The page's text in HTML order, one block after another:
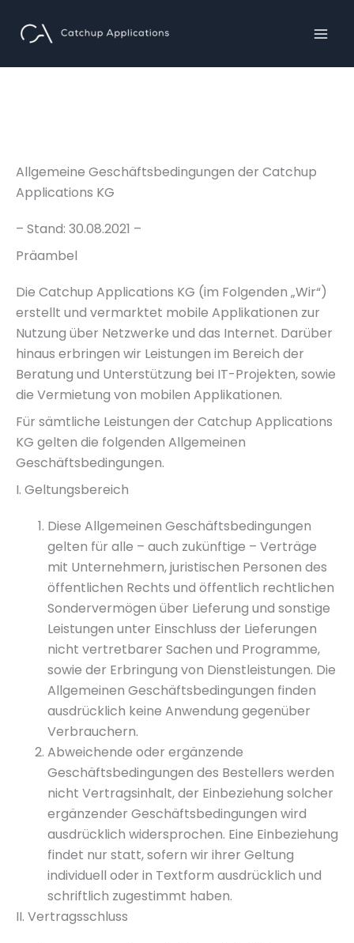
Inhalt
Allgemeine Geschäftsbedingungen der Catchup
Applications KG
– Stand: 30.08.2021 –
Präambel
Die Catchup Applications KG (im Folgenden „Wir“)
erstellt und vermarktet mobile Applikationen zur
Nutzung über Netzwerke und das Internet. Darüber
hinaus erbringen wir Leistungen im Bereich der
Beratung und Unterstützung bei IT-Projekten, sowie
die Vermietung von mobilen Applikationen.
Für sämtliche Leistungen der Catchup Applications
KG gelten die folgenden Allgemeinen
Geschäftsbedingungen.
I. Geltungsbereich
Diese Allgemeinen Geschäftsbedingungen
gelten für alle – auch zukünftige – Verträge
mit Unternehmern, juristischen Personen des
öffentlichen Rechts und öffentlich rechtlichen
Sondervermögen über Lieferung und sonstige
Leistungen unter Einschluss der Lieferungen
nicht vertretbarer Sachen und Programme,
sowie der Erbringung von Dienstleistungen. Die
Allgemeinen Geschäftsbedingungen finden
ausdrücklich keine Anwendung gegenüber
Verbrauchern.
Abweichende oder ergänzende
Geschäftsbedingungen des Bestellers werden
nicht Vertragsinhalt, der Einbeziehung solcher
ergänzender Geschäftsbedingungen wird
ausdrücklich widersprochen. Eine Einbeziehung
findet nur statt, sofern wir ihrer Geltung
individuell oder in Textform ausdrücklich und
schriftlich zugestimmt haben.
II. Vertragsschluss